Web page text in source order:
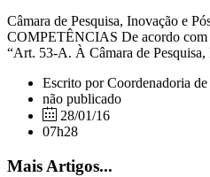
Câmara de Pesquisa, Inovação e
COMPETÊNCIAS De acordo com
“Art. 53-A. À Câmara de Pesquisa,
Escrito por Coordenadoria
não publicado
28/01/16
07h28
Mais Artigos...